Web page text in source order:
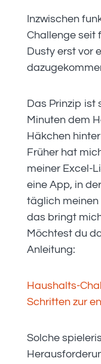
Inzwischen
Challenge seit
Dusty erst vor
Das Prinzip ist
Minuten dem
Häkchen
Früher hat
meiner Excel-
eine App, in
täglich
das bringt
Möchtest du
Anleitung:
Haushalts-
Schritten zur
Solche